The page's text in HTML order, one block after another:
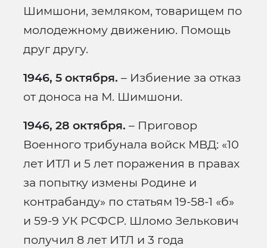
Шимшони, земляком, товарищем по
молодежному движению. Помощь
друг другу.
1946, 5 октября. – Избиение за отказ
от доноса на М. Шимшони.
1946, 28 октября. – Приговор
Военного трибунала войск МВД: «10
лет ИТЛ и 5 лет поражения в правах
за попытку измены Родине и
контрабанду» по статьям 19-58-1 «б»
и 59-9 УК РСФСР. Шломо Зелькович
получил 8 лет ИТЛ и 3 года